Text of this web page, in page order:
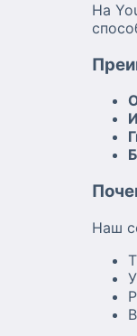
На
Наш